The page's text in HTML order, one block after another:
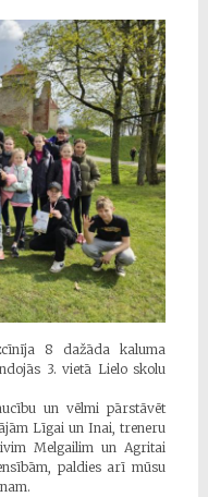
8 dažāda kaluma
3. vietā Lielo skolu
un vēlmi pārstāvēt
Līgai un Inai, treneru
Melgailim un Agritai
paldies arī mūsu